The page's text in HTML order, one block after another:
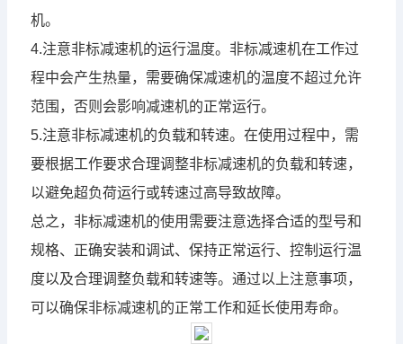
机。
4.注意非标减速机的运行温度。非标减速机在工作过
程中会产生热量，需要确保减速机的温度不超过允许
范围，否则会影响减速机的正常运行。
5.注意非标减速机的负载和转速。在使用过程中，需
要根据工作要求合理调整非标减速机的负载和转速，
以避免超负荷运行或转速过高导致故障。
总之，非标减速机的使用需要注意选择合适的型号和
规格、正确安装和调试、保持正常运行、控制运行温
度以及合理调整负载和转速等。通过以上注意事项，
可以确保非标减速机的正常工作和延长使用寿命。